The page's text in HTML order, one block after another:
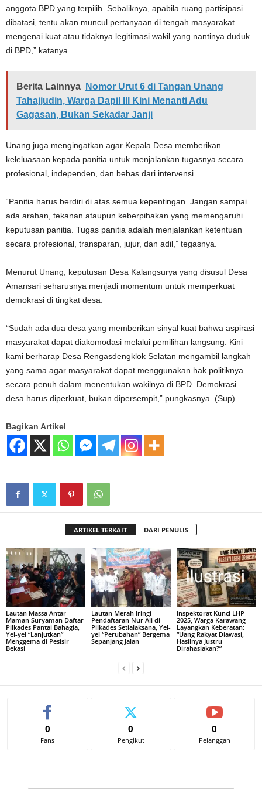
anggota BPD yang terpilih. Sebaliknya, apabila ruang partisipasi
dibatasi, tentu akan muncul pertanyaan di tengah masyarakat
mengenai kuat atau tidaknya legitimasi wakil yang nantinya duduk
di BPD,” katanya.
Berita Lainnya
Nomor Urut 6 di Tangan Unang
Tahajjudin, Warga Dapil III Kini Menanti Adu
Gagasan, Bukan Sekadar Janji
Unang juga mengingatkan agar Kepala Desa memberikan
keleluasaan kepada panitia untuk menjalankan tugasnya secara
profesional, independen, dan bebas dari intervensi.
“Panitia harus berdiri di atas semua kepentingan. Jangan sampai
ada arahan, tekanan ataupun keberpihakan yang memengaruhi
keputusan panitia. Tugas panitia adalah menjalankan ketentuan
secara profesional, transparan, jujur, dan adil,” tegasnya.
Menurut Unang, keputusan Desa Kalangsurya yang disusul Desa
Amansari seharusnya menjadi momentum untuk memperkuat
demokrasi di tingkat desa.
“Sudah ada dua desa yang memberikan sinyal kuat bahwa aspirasi
masyarakat dapat diakomodasi melalui pemilihan langsung. Kini
kami berharap Desa Rengasdengklok Selatan mengambil langkah
yang sama agar masyarakat dapat menggunakan hak politiknya
secara penuh dalam menentukan wakilnya di BPD. Demokrasi
desa harus diperkuat, bukan dipersempit,” pungkasnya. (Sup)
Bagikan Artikel
ARTIKEL TERKAIT DARI PENULIS
Lautan Massa Antar
Maman Suryaman Daftar
Pilkades Pantai Bahagia,
Yel-yel “Lanjutkan”
Menggema di Pesisir
Bekasi
Lautan Merah Iringi
Pendaftaran Nur Ali di
Pilkades Setialaksana, Yel-
yel “Perubahan” Bergema
Sepanjang Jalan
Inspektorat Kunci LHP
2025, Warga Karawang
Layangkan Keberatan:
“Uang Rakyat Diawasi,
Hasilnya Justru
Dirahasiakan?”
0
Fans
0
Pengikut
0
Pelanggan